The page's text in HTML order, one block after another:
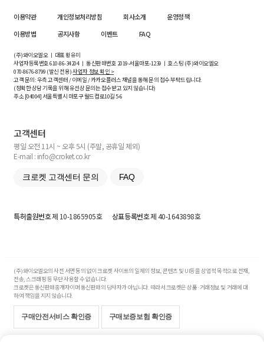
이용약관 개인정보처리방침 회사소개
운영정책
이용방법
공지사항 이벤트 FAQ
(주)와이오엘오 ㅣ 대표 황유미
사업자등록번호610-86-34204ㅣ 통신판매번호 2019-서울마포-1239 ㅣ 호스팅 (주)와이오엘오
070-8676-8799 (발신 전용)사업자 정보 확인 >
고객 문의: 우측 고객센터 / 이메일 / 카카오플러스 채널을 통해 문의 접수 부탁드립니다.
(정확한 상담 기록을 위해 유선상 문의는 접수받고 있지 않습니다)
주소 [04004] 서울특별시 마포구 월드컵로10길5-6
고객센터
평일 오전 11시 ~ 오후 5시 (주말, 공휴일 제외)
E-mail : info@croket.co.kr
크로켓 고객센터 문의 FAQ
특허출원번호제 10-1865905호 상표등록번호제 40-1643898호
(주)와이오엘오의 사전 서면 동의 없이 크로켓 사이트의 일체의 정보, 콘텐츠 및 UI등을 상업적 목적으로 전재,
전송, 스크래핑 등 무단 사용할 수 없습니다.
크로켓은 통신판매중개자이며 통신판매의 당사자가 아닙니다. 따라서 크로켓은 상품·거래정보 및 거래에 대
하여 책임을 지지 않습니다.
구매안전서비스 확인증 구매보증보험 확인증